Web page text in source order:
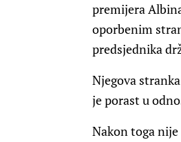
premijera
oporbenim
predsjednika
Njegova
je porast u
Nakon toga